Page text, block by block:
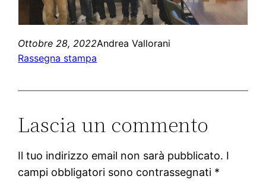
Ottobre 28, 2022Andrea Vallorani
Rassegna stampa
Lascia un commento
Il tuo indirizzo email non sarà pubblicato. I
campi obbligatori sono contrassegnati *